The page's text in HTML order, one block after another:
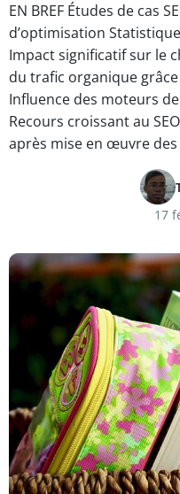
EN BREF Études de cas
d’optimisation
Impact significatif sur le
du trafic organique
Influence des moteurs
Recours croissant au
après mise en œuvre
17